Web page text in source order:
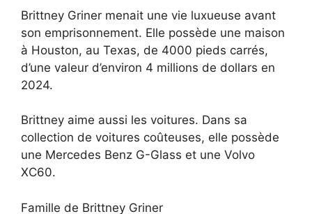
Brittney Griner menait une vie luxueuse avant
son emprisonnement. Elle possède une maison
à Houston, au Texas, de 4000 pieds carrés,
d’une valeur d’environ 4 millions de dollars en
2024.
Brittney aime aussi les voitures. Dans sa
collection de voitures coûteuses, elle possède
une Mercedes Benz G-Glass et une Volvo
XC60.
Famille de Brittney Griner